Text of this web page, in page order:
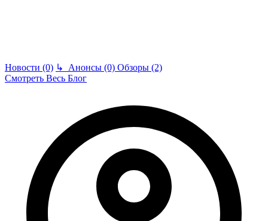
Новости (0) ↳ Анонсы (0) Обзоры (2)
Смотреть Весь Блог